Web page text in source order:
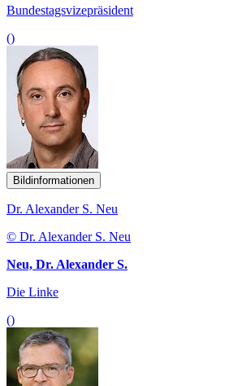
Bundestagsvizepräsident
()
Bildinformationen
Dr. Alexander S. Neu
© Dr. Alexander S. Neu
Neu, Dr. Alexander S.
Die Linke
()